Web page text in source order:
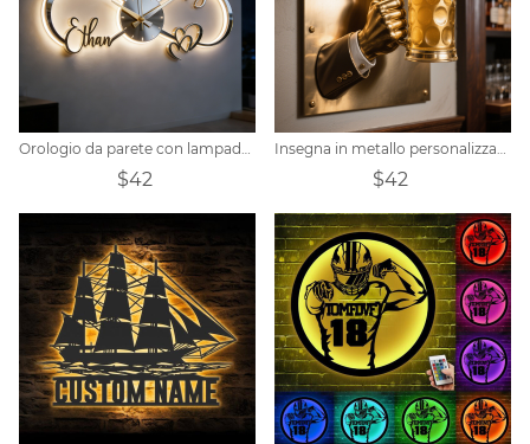
Orologio da parete con lampada a specchio infinito con nome personalizzato per coppia
$42
Insegna in metallo personalizzata a tema bar della birra
$42